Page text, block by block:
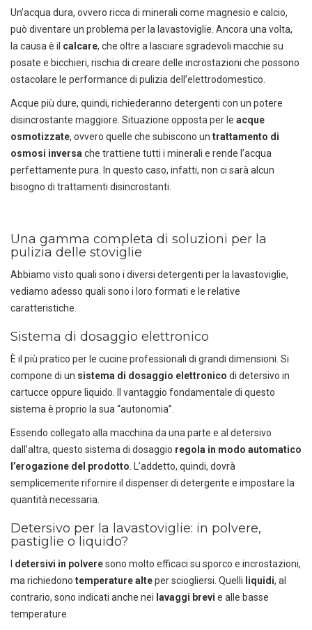
Un’acqua dura, ovvero ricca di minerali come magnesio e calcio,
può diventare un problema per la lavastoviglie. Ancora una volta,
la causa è il calcare, che oltre a lasciare sgradevoli macchie su
posate e bicchieri, rischia di creare delle incrostazioni che possono
ostacolare le performance di pulizia dell’elettrodomestico.
Acque più dure, quindi, richiederanno detergenti con un potere
disincrostante maggiore. Situazione opposta per le acque
osmotizzate, ovvero quelle che subiscono un trattamento di
osmosi inversa che trattiene tutti i minerali e rende l’acqua
perfettamente pura. In questo caso, infatti, non ci sarà alcun
bisogno di trattamenti disincrostanti.
Una gamma completa di soluzioni per la
pulizia delle stoviglie
Abbiamo visto quali sono i diversi detergenti per la lavastoviglie,
vediamo adesso quali sono i loro formati e le relative
caratteristiche.
Sistema di dosaggio elettronico
È il più pratico per le cucine professionali di grandi dimensioni. Si
compone di un sistema di dosaggio elettronico di detersivo in
cartucce oppure liquido. Il vantaggio fondamentale di questo
sistema è proprio la sua “autonomia”.
Essendo collegato alla macchina da una parte e al detersivo
dall’altra, questo sistema di dosaggio regola in modo automatico
l’erogazione del prodotto . L’addetto, quindi, dovrà
semplicemente rifornire il dispenser di detergente e impostare la
quantità necessaria.
Detersivo per la lavastoviglie: in polvere,
pastiglie o liquido?
I detersivi in polveresono molto efficaci su sporco e incrostazioni,
ma richiedono temperature alteper sciogliersi. Quelli liquidi, al
contrario, sono indicati anche nei lavaggi brevi e alle basse
temperature.